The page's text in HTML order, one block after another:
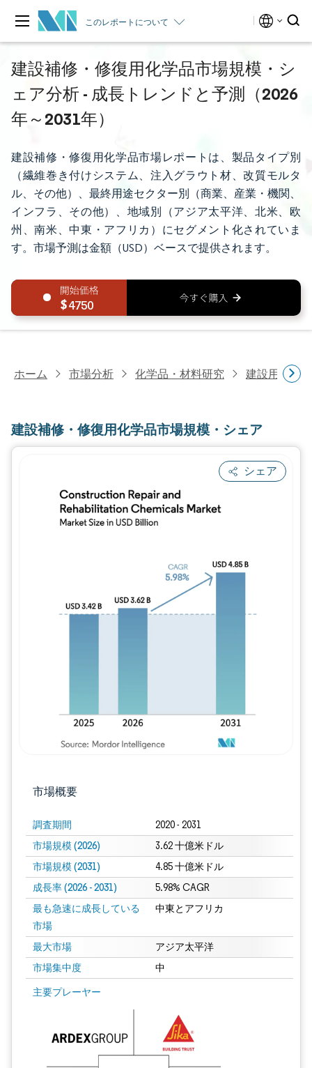
このレポートについて
建設補修・修復用化学品市場規模・シ
ェア分析 - 成長トレンドと予測（2026
年～2031年）
建設補修・修復用化学品市場レポートは、製品タイプ別
（繊維巻き付けシステム、注入グラウト材、改質モルタ
ル、その他）、最終用途セクター別（商業、産業・機関、
インフラ、その他）、地域別（アジア太平洋、北米、欧
州、南米、中東・アフリカ）にセグメント化されていま
す。市場予測は金額（USD）ベースで提供されます。
4750
ホーム 市場分析 化学品・材料研究 建設用化学
建設補修・修復用化学品市場規模・シェア
シェア
市場概要
調査期間 2020 - 2031
市場規模 (2026) 3.62 十億米ドル
市場規模 (2031) 4.85 十億米ドル
成長率 (2026 - 2031) 5.98% CAGR
最も急速に成長している
市場
中東とアフリカ
最大市場 アジア太平洋
市場集中度 中
主要プレーヤー
画像 © Mordor Intelligence。再利用にはCC BY 4.0の表示が必要です。